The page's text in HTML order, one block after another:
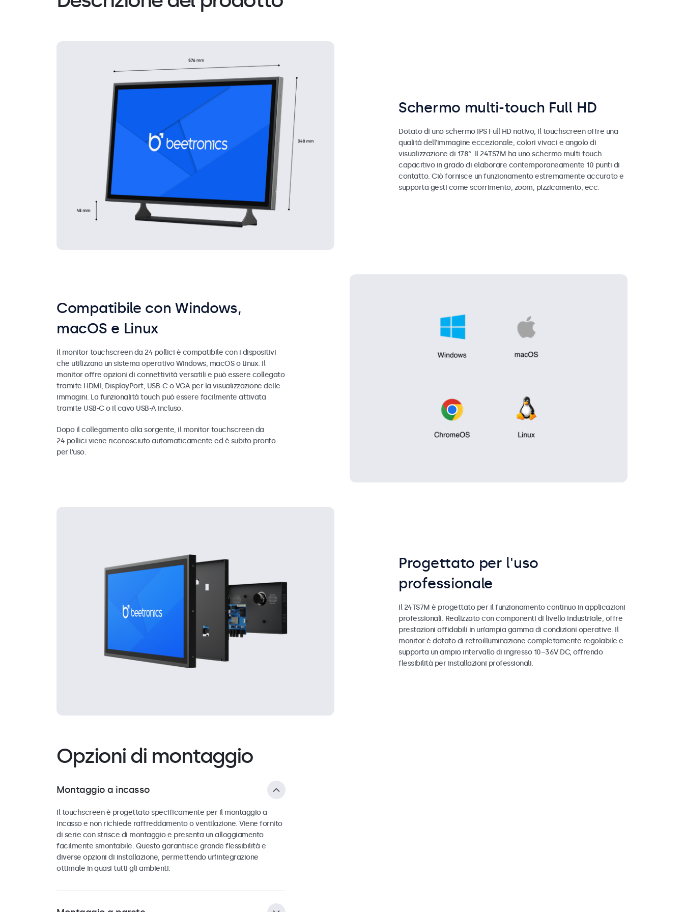
Schermo multi-touch Full HD
Dotato di uno schermo IPS Full HD nativo, il touchscreen offre una
qualità dell'immagine eccezionale, colori vivaci e angolo di
visualizzazione di 178°. Il 24TS7M ha uno schermo multi-touch
capacitivo in grado di elaborare contemporaneamente 10 punti di
contatto. Ciò fornisce un funzionamento estremamente accurato e
supporta gesti come scorrimento, zoom, pizzicamento, ecc.
Compatibile con Windows,
macOS e Linux
Il monitor touchscreen da 24 pollici è compatibile con i dispositivi
che utilizzano un sistema operativo Windows, macOS o Linux. Il
monitor offre opzioni di connettività versatili e può essere collegato
tramite HDMI, DisplayPort, USB-C o VGA per la visualizzazione delle
immagini. La funzionalità touch può essere facilmente attivata
tramite USB-C o il cavo USB-A incluso.
Dopo il collegamento alla sorgente, il monitor touchscreen da
24 pollici viene riconosciuto automaticamente ed è subito pronto
per l'uso.
Progettato per l'uso
professionale
Il 24TS7M è progettato per il funzionamento continuo in applicazioni
professionali. Realizzato con componenti di livello industriale, offre
prestazioni affidabili in un’ampia gamma di condizioni operative. Il
monitor è dotato di retroilluminazione completamente regolabile e
supporta un ampio intervallo di ingresso 10–36V DC, offrendo
flessibilità per installazioni professionali.
Opzioni di montaggio
Montaggio a incasso
Il touchscreen è progettato specificamente per il montaggio a
incasso e non richiede raffreddamento o ventilazione. Viene fornito
di serie con strisce di montaggio e presenta un alloggiamento
facilmente smontabile. Questo garantisce grande flessibilità e
diverse opzioni di installazione, permettendo un’integrazione
ottimale in quasi tutti gli ambienti.